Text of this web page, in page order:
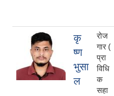
कृ
ष्ण
भुसा
ल
रोज
गार (
प्रा
विधि
क
सहा